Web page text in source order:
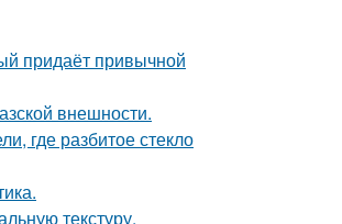
придаёт привычной
внешности.
где разбитое стекло
текстуру.